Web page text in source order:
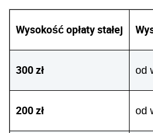
Wysokość opłaty stałej
300 zł od
200 zł od